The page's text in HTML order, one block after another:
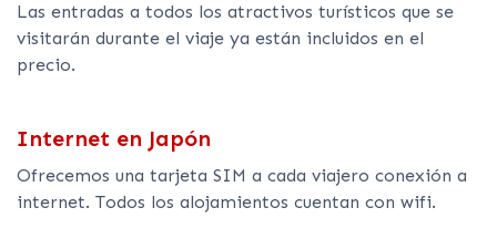
Las entradas a todos los atractivos turísticos que se
visitarán durante el viaje ya están incluidos en el
precio.
Internet en Japón
Ofrecemos una tarjeta SIM a cada viajero conexión a
internet. Todos los alojamientos cuentan con wifi.